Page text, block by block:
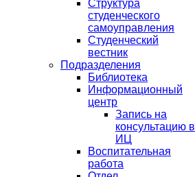
Структура
студенческого
самоуправления
Студенческий
вестник
Подразделения
Библиотека
Информационный
центр
Запись на
консультацию в
ИЦ
Воспитательная
работа